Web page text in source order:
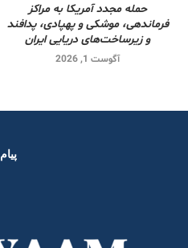
حمله مجدد آمریکا به مراکز
فرماندهی، موشکی و پهپادی، پدافند
و زیرساخت‌های دریایی ایران
آگوست 1, 2026
پیام